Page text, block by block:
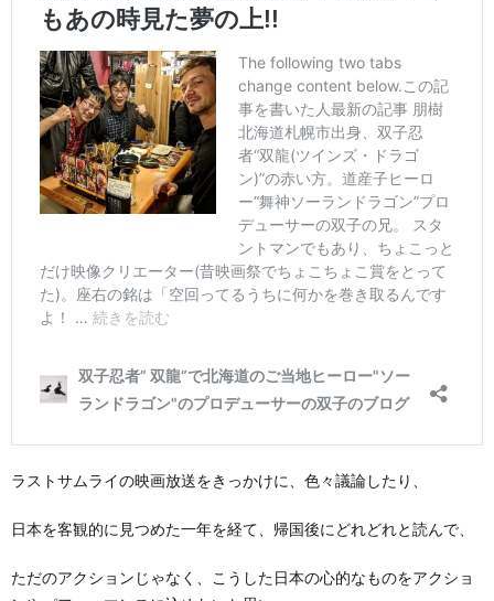
ラストサムライの映画放送をきっかけに、色々議論したり、
日本を客観的に見つめた一年を経て、帰国後にどれどれと読んで、
ただのアクションじゃなく、こうした日本の心的なものをアクショ